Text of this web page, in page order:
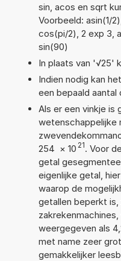
sin, acos en sqrt
Voorbeeld: asin(1/
cos(pi/2), 2 exp 3,
sin(90)
In plaats van '√25'
Indien nodig kan
een bepaald aantal
Als er een vinkje is
wetenschappelijke
254 × 10 21. Voor
getal
eigenlijke getal,
waarop de
getallen beperkt is,
weergegeven als
met name zeer
gemakkelijker